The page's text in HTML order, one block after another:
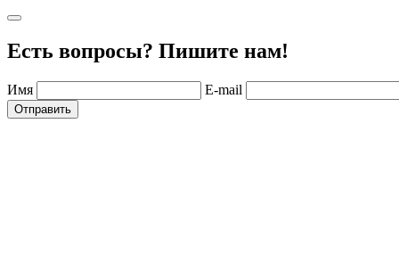
Есть вопросы? Пишите нам!
Имя E-mail